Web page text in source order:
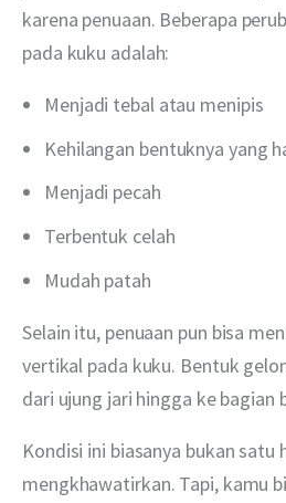
karena penuaan. Beberapa
pada kuku adalah:
Menjadi tebal atau menipis
Kehilangan bentuknya yang
Menjadi pecah
Terbentuk celah
Mudah patah
Selain itu, penuaan pun bisa
vertikal pada kuku. Bentuk
dari ujung jari hingga ke bagian
Kondisi ini biasanya bukan satu
mengkhawatirkan. Tapi, kamu